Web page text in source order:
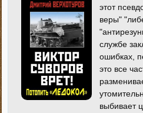
этот
веры"
службе
ошибках,
это все
выбивает